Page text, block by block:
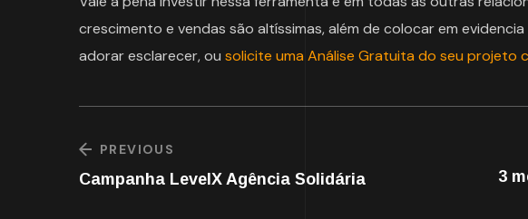
crescimento e vendas são altíssimas, além de colocar em
adorar esclarecer, ou solicite uma Análise Gratuita do seu projeto
PREVIOUS
Campanha LevelX Agência Solidária
3